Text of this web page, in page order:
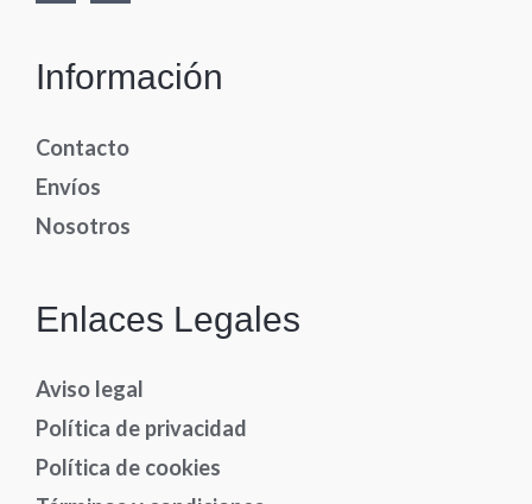
Información
Contacto
Envíos
Nosotros
Enlaces Legales
Aviso legal
Política de privacidad
Política de cookies